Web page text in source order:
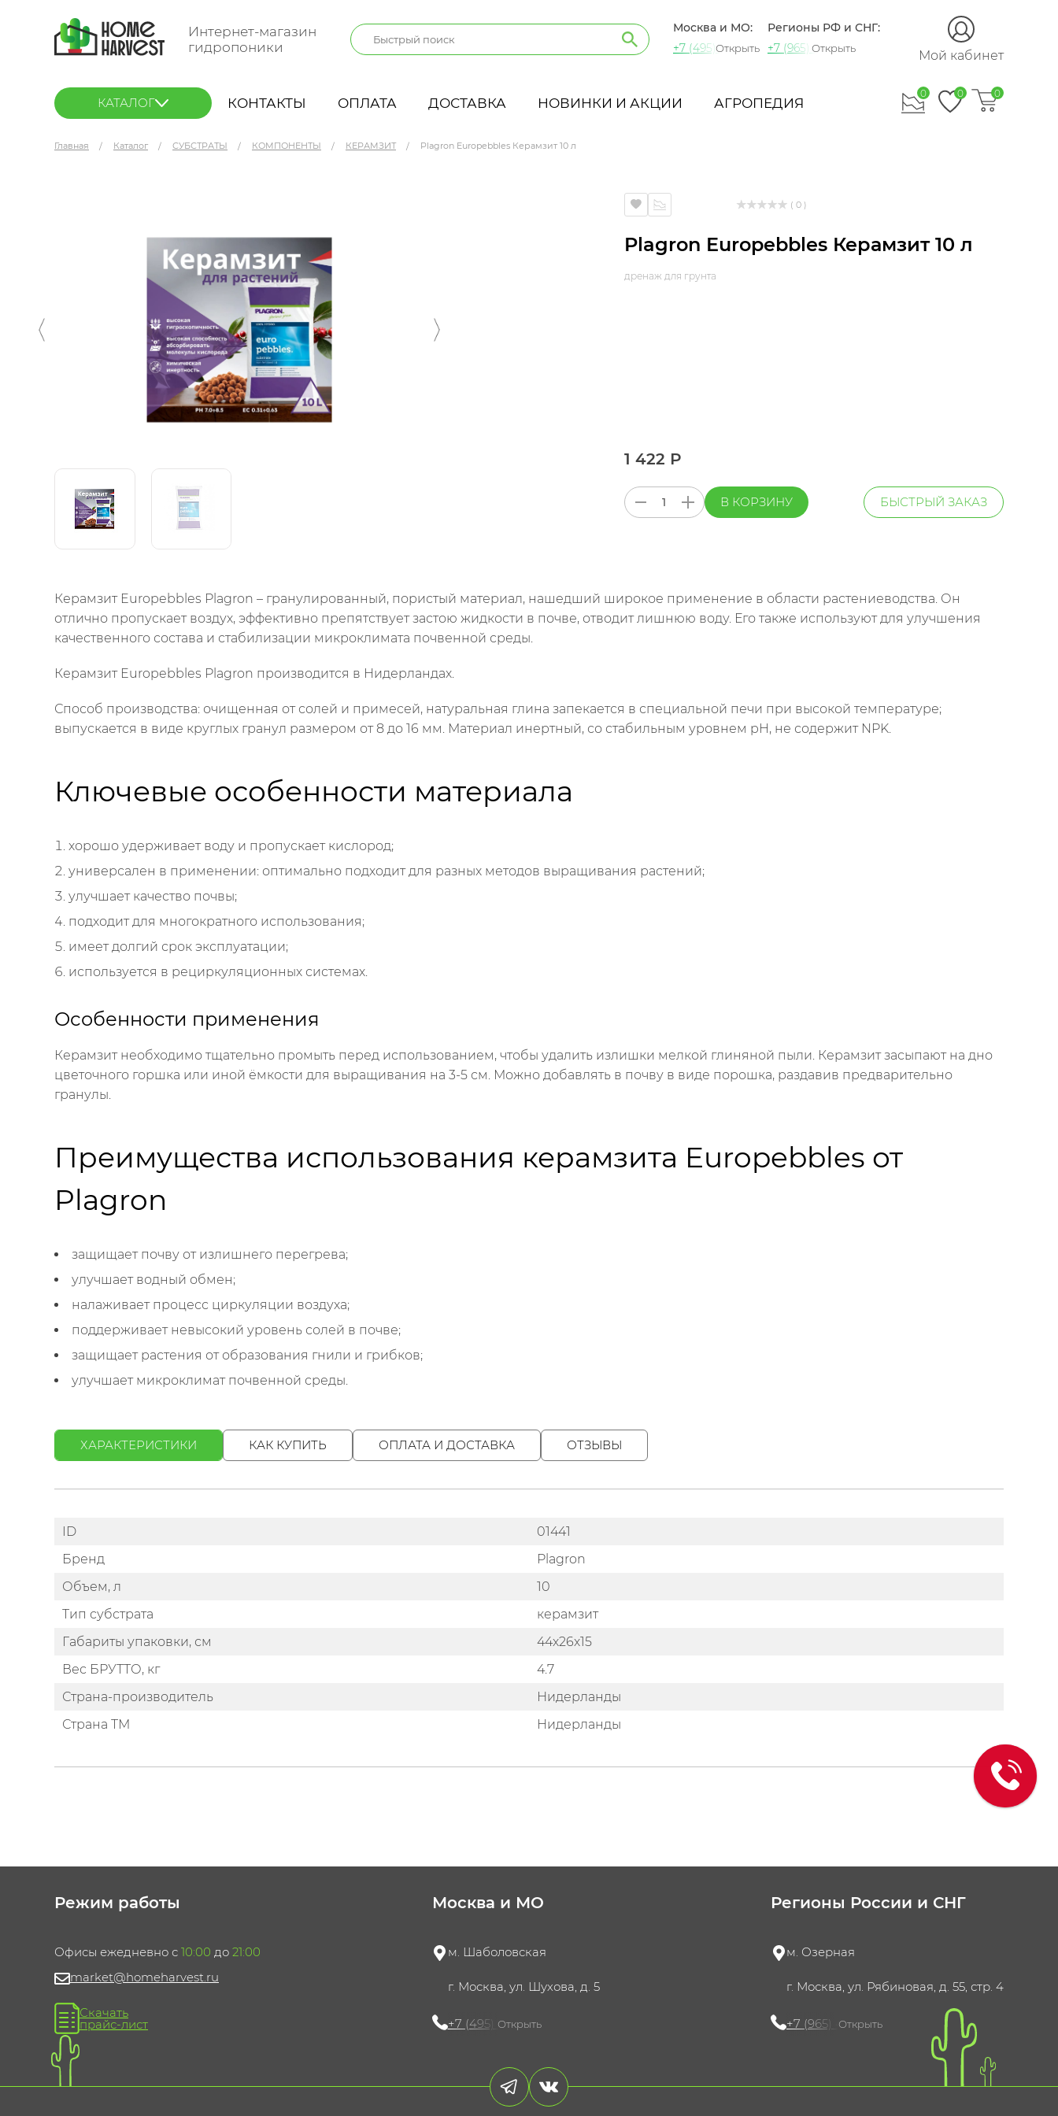
Интернет-магазин
гидропоники
Москва и МО:
+7 (495) 721-60-15
Открыть
Регионы РФ и СНГ:
+7 (965) 420-10-10
Открыть Мой кабинет
КАТАЛОГ КОНТАКТЫ ОПЛАТА ДОСТАВКА НОВИНКИ И АКЦИИ АГРОПЕДИЯ
0 0 0
Главная Каталог СУБСТРАТЫ КОМПОНЕНТЫ КЕРАМЗИТ Plagron Europebbles Керамзит 10 л
( 0 )
Plagron Europebbles Керамзит 10 л
дренаж для грунта
1 422 Р
В КОРЗИНУ БЫСТРЫЙ ЗАКАЗ
Керамзит Europebbles Plagron – гранулированный, пористый материал, нашедший широкое применение в области растениеводства. Он
отлично пропускает воздух, эффективно препятствует застою жидкости в почве, отводит лишнюю воду. Его также используют для улучшения
качественного состава и стабилизации микроклимата почвенной среды.
Керамзит Europebbles Plagron производится в Нидерландах.
Способ производства: очищенная от солей и примесей, натуральная глина запекается в специальной печи при высокой температуре;
выпускается в виде круглых гранул размером от 8 до 16 мм. Материал инертный, со стабильным уровнем pH, не содержит NPK.
Ключевые особенности материала
хорошо удерживает воду и пропускает кислород;
универсален в применении: оптимально подходит для разных методов выращивания растений;
улучшает качество почвы;
подходит для многократного использования;
имеет долгий срок эксплуатации;
используется в рециркуляционных системах.
Особенности применения
Керамзит необходимо тщательно промыть перед использованием, чтобы удалить излишки мелкой глиняной пыли. Керамзит засыпают на дно
цветочного горшка или иной ёмкости для выращивания на 3-5 см. Можно добавлять в почву в виде порошка, раздавив предварительно
гранулы.
Преимущества использования керамзита Europebbles от
Plagron
защищает почву от излишнего перегрева;
улучшает водный обмен;
налаживает процесс циркуляции воздуха;
поддерживает невысокий уровень солей в почве;
защищает растения от образования гнили и грибков;
улучшает микроклимат почвенной среды.
ХАРАКТЕРИСТИКИ КАК КУПИТЬ ОПЛАТА И ДОСТАВКА ОТЗЫВЫ
ID
01441
Бренд
Plagron
Объем, л
10
Тип субстрата
керамзит
Габариты упаковки, см
44х26х15
Вес БРУТТО, кг
4.7
Страна-производитель
Нидерланды
Страна ТМ
Нидерланды
Режим работы
Офисы ежедневно с 10:00 до 21:00
market@homeharvest.ru
Скачать
прайс-лист
Москва и МО
м. Шаболовская
г. Москва, ул. Шухова, д. 5
+7 (495) 721-60-15
Открыть
Регионы России и СНГ
м. Озерная
г. Москва, ул. Рябиновая, д. 55, стр. 4
+7 (965) 420-10-10
Открыть